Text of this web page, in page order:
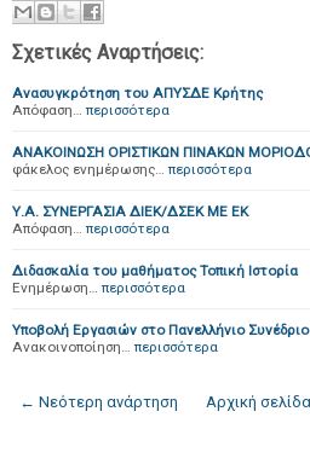
Σχετικές Αναρτήσεις:
Ανασυγκρότηση του ΑΠΥΣΔΕ Κρήτης
Απόφαση… περισσότερα
ΑΝΑΚΟΙΝΩΣΗ ΟΡΙΣΤΙΚΩΝ ΠΙΝΑΚΩΝ
φάκελος ενημέρωσης… περισσότερα
Υ.Α. ΣΥΝΕΡΓΑΣΙΑ ΔΙΕΚ/ΔΣΕΚ ΜΕ ΕΚ
Απόφαση… περισσότερα
Διδασκαλία του μαθήματος Τοπική Ιστορία
Ενημέρωση… περισσότερα
Υποβολή Εργασιών στο Πανελλήνιο
Ανακοινοποίηση… περισσότερα
← Νεότερη ανάρτηση Αρχική σελίδα